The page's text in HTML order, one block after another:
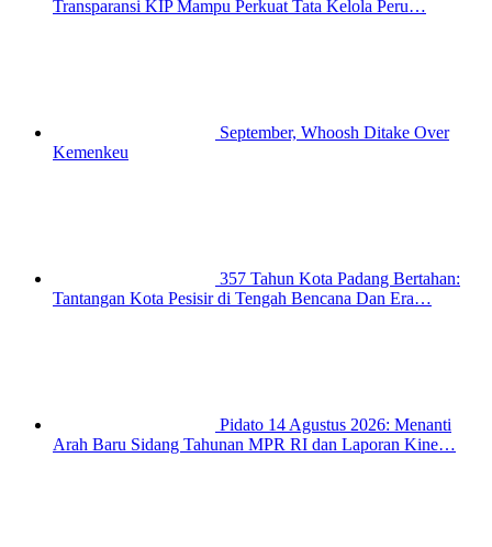
Transparansi KIP Mampu Perkuat Tata Kelola Peru…
September, Whoosh Ditake Over
Kemenkeu
357 Tahun Kota Padang Bertahan:
Tantangan Kota Pesisir di Tengah Bencana Dan Era…
Pidato 14 Agustus 2026: Menanti
Arah Baru Sidang Tahunan MPR RI dan Laporan Kine…